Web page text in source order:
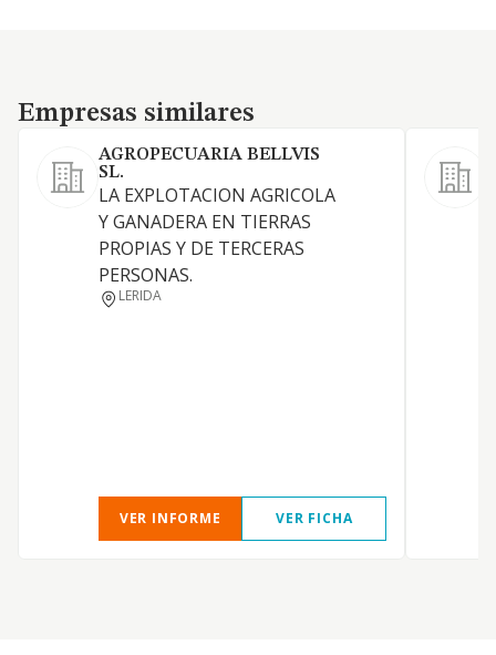
Empresas similares
Empresas similares
AGROPECUARIA BELLVIS
SL.
LA EXPLOTACION AGRICOLA
Y GANADERA EN TIERRAS
PROPIAS Y DE TERCERAS
PERSONAS.
LERIDA
VER INFORME VER FICHA